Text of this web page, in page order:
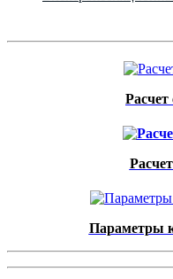
Расчет
Параметры